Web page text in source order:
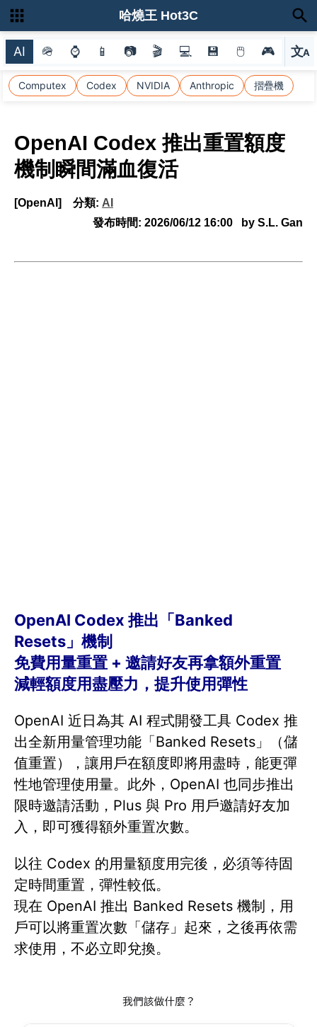
AI 🪖 ⌚ 📱 📷 🎬 💻 💾 🖱 🎮 文A
選
Computex Codex NVIDIA Anthropic 摺疊機
哈燒王 Hot3C
OpenAI Codex 推出重置額度
機制瞬間滿血復活
[OpenAI] 分類: AI
發布時間: 2026/06/12 16:00 by S.L. Gan
OpenAI Codex 推出「Banked
Resets」機制
免費用量重置 + 邀請好友再拿額外重置
減輕額度用盡壓力，提升使用彈性
OpenAI 近日為其 AI 程式開發工具 Codex 推
出全新用量管理功能「Banked Resets」（儲
值重置），讓用戶在額度即將用盡時，能更彈
性地管理使用量。此外，OpenAI 也同步推出
限時邀請活動，Plus 與 Pro 用戶邀請好友加
入，即可獲得額外重置次數。
以往 Codex 的用量額度用完後，必須等待固
定時間重置，彈性較低。
現在 OpenAI 推出 Banked Resets 機制，用
戶可以將重置次數「儲存」起來，之後再依需
求使用，不必立即兌換。